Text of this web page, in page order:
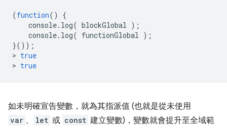
(function()
{
console. log( blockGlobal );
console. log( functionGlobal );
}());
> true
> true
如未明確宣告變數，就為其指派值 (也就是從未使用
var 、 let 或 const 建立變數)，變數就會提升至全域範